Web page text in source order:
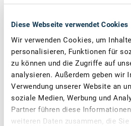
Diese Webseite verwendet Cookies
Wir verwenden Cookies, um
personalisieren, Funktionen für
zu können und die Zugriffe auf
analysieren. Außerdem geben wir
Verwendung unserer Website an
soziale Medien, Werbung und
Partner führen diese
weiteren Daten zusammen, die
© Stefan Thielicke
Das Team bei der KEDi Convention